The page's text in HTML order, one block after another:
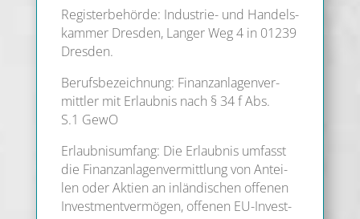
Regis­ter­be­hör­de: Indus­trie- und Han­dels­
kam­mer Dres­den, Lan­ger Weg 4 in 01239
Dresden.
Berufs­be­zeich­nung: Finanz­an­la­gen­ver­
mitt­ler mit Erlaub­nis nach § 34 f Abs.
S.1 GewO
Erlaub­nis­um­fang: Die Erlaub­nis umfasst
die Finanz­an­la­gen­ver­mitt­lung von Antei­
len oder Akti­en an inlän­di­schen offe­nen
Invest­ment­ver­mö­gen, offe­nen EU-Invest­